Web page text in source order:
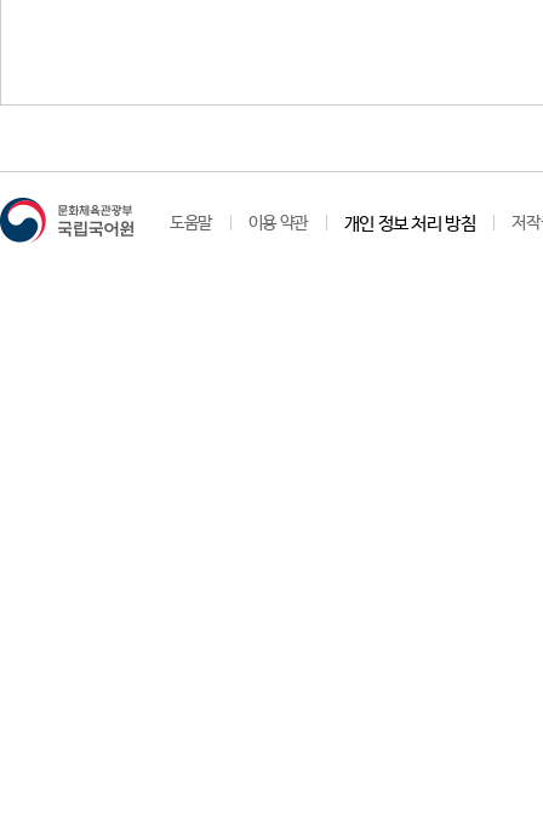
도움말 이용 약관 개인 정보 처리 방침 저